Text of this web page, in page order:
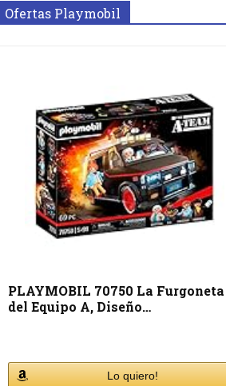
Ofertas Playmobil
PLAYMOBIL 70750 La Furgoneta
del Equipo A, Diseño…
Lo quiero!